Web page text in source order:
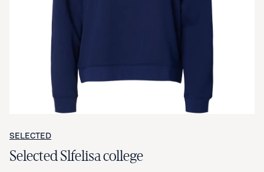
Avaa tuotekuva suurennettuna
SELECTED
Selected Slfelisa college